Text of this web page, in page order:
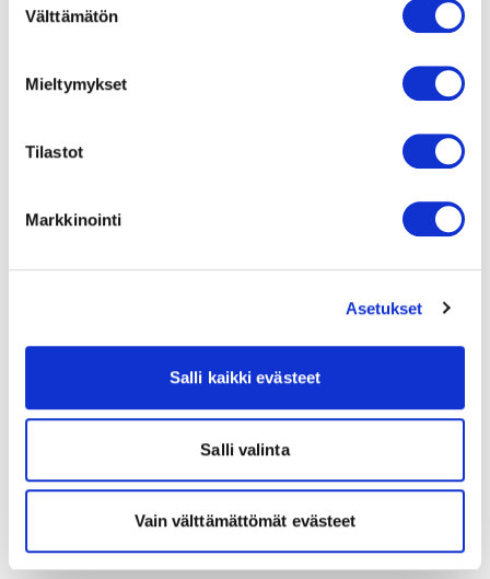
valinta
Välttämätön
Mieltymykset
Tilastot
Markkinointi
Asetukset
Salli kaikki evästeet
Salli valinta
Vain välttämättömät evästeet